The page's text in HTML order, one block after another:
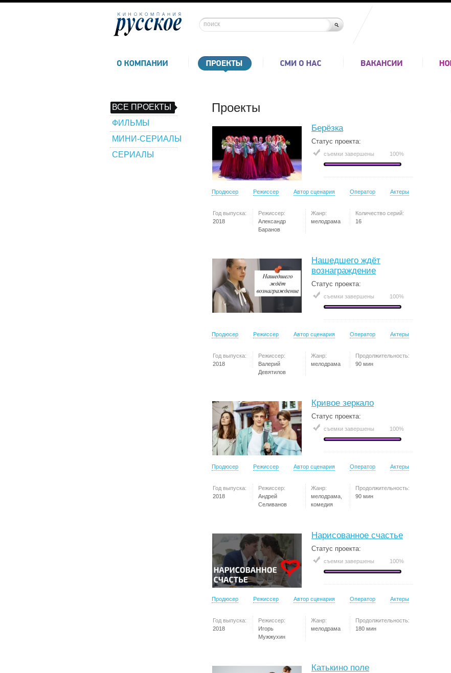
ВСЕ ПРОЕКТЫ
ФИЛЬМЫ
МИНИ-СЕРИАЛЫ
СЕРИАЛЫ
Проекты
Берёзка
Статус проекта:
съемки завершены 100%
Продюсер Режиссер Автор сценария Оператор Актеры
Год выпуска:
2018
Режиссер:
Александр
Баранов
Жанр:
мелодрама
Количество серий:
16
Нашедшего ждёт
вознаграждение
Статус проекта:
съемки завершены 100%
Продюсер Режиссер Автор сценария Оператор Актеры
Год выпуска:
2018
Режиссер:
Валерий
Девятилов
Жанр:
мелодрама
Продолжительность:
90 мин
Кривое зеркало
Статус проекта:
съемки завершены 100%
Продюсер Режиссер Автор сценария Оператор Актеры
Год выпуска:
2018
Режиссер:
Андрей
Селиванов
Жанр:
мелодрама,
комедия
Продолжительность:
90 мин
Нарисованное счастье
Статус проекта:
съемки завершены 100%
Продюсер Режиссер Автор сценария Оператор Актеры
Год выпуска:
2018
Режиссер:
Игорь
Мужжухин
Жанр:
мелодрама
Продолжительность:
180 мин
Катькино поле